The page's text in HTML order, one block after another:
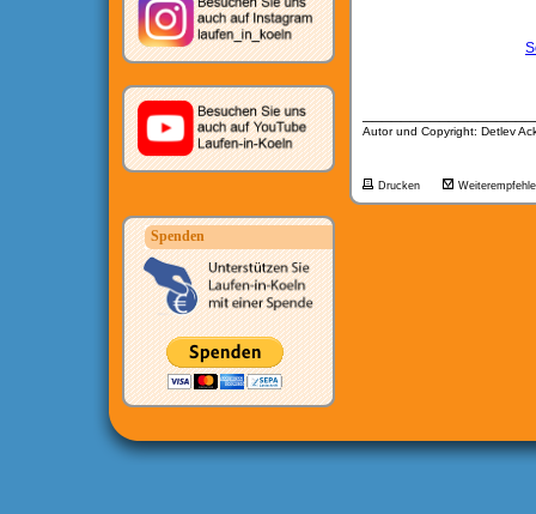
Spenden
Autor und Copyright: Detlev
Drucken